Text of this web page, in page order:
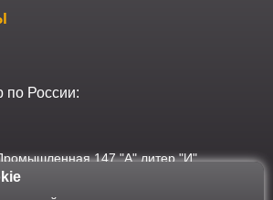
по России:
147 "А" литер "И"
работает в соответствии с требованиями